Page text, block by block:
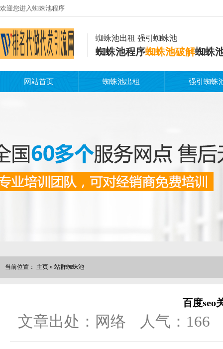
欢迎您进入蜘蛛池程序
蜘蛛池出租 强引蜘蛛池
蜘蛛池程序蜘蛛池破解蜘蛛
网站首页 蜘蛛池出租 强引蜘蛛
当前位置： 主页 » 站群蜘蛛池
百度seo
文章出处：网络 人气： 166